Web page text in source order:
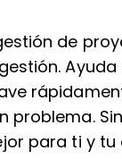
de
problema.
para ti y